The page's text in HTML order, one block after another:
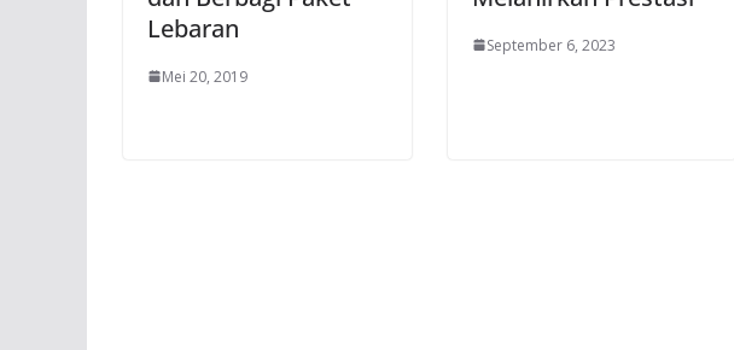
Lebaran
Mei 20, 2019
September 6, 2023